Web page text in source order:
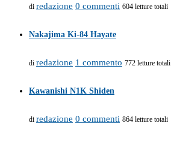
di redazione 0 commenti 604 letture totali
Nakajima Ki-84 Hayate
di redazione 1 commento 772 letture totali
Kawanishi N1K Shiden
di redazione 0 commenti 864 letture totali